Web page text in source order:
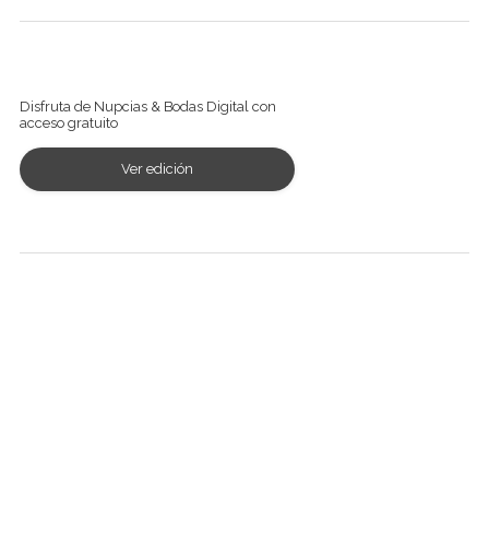
Disfruta de Nupcias & Bodas Digital con
acceso gratuito
Ver edición